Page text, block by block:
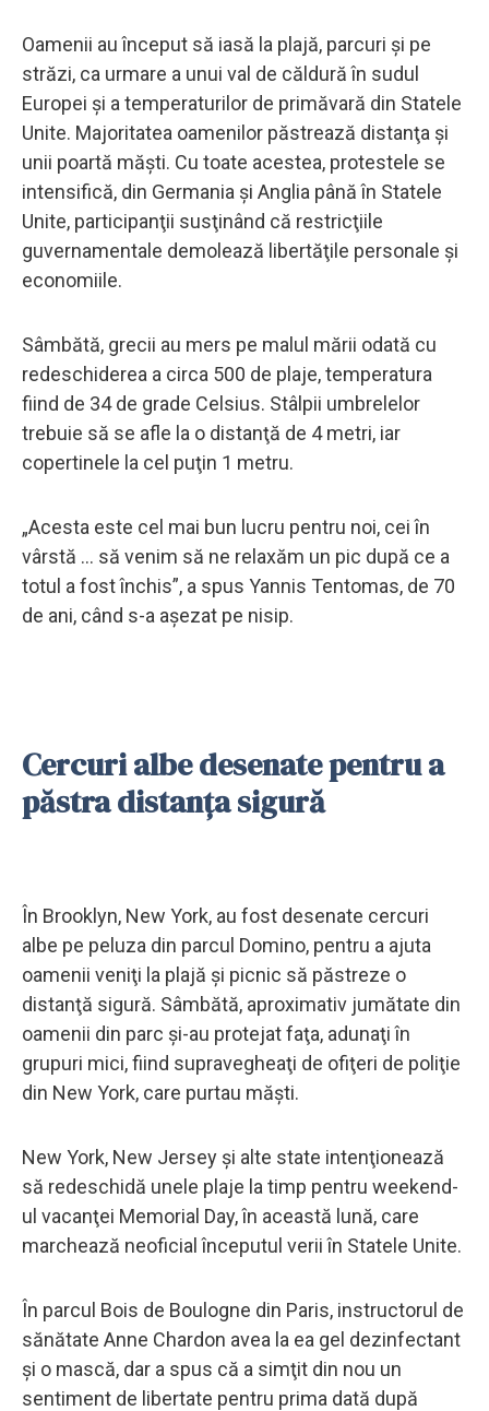
Oamenii au început să iasă la plajă, parcuri şi pe
străzi, ca urmare a unui val de căldură în sudul
Europei şi a temperaturilor de primăvară din Statele
Unite. Majoritatea oamenilor păstrează distanţa şi
unii poartă măşti. Cu toate acestea, protestele se
intensifică, din Germania şi Anglia până în Statele
Unite, participanţii susţinând că restricţiile
guvernamentale demolează libertăţile personale şi
economiile.
Sâmbătă, grecii au mers pe malul mării odată cu
redeschiderea a circa 500 de plaje, temperatura
fiind de 34 de grade Celsius. Stâlpii umbrelelor
trebuie să se afle la o distanţă de 4 metri, iar
copertinele la cel puţin 1 metru.
„Acesta este cel mai bun lucru pentru noi, cei în
vârstă ... să venim să ne relaxăm un pic după ce a
totul a fost închis”, a spus Yannis Tentomas, de 70
de ani, când s-a aşezat pe nisip.
Cercuri albe desenate pentru a
păstra distanța sigură
În Brooklyn, New York, au fost desenate cercuri
albe pe peluza din parcul Domino, pentru a ajuta
oamenii veniţi la plajă şi picnic să păstreze o
distanţă sigură. Sâmbătă, aproximativ jumătate din
oamenii din parc şi-au protejat faţa, adunaţi în
grupuri mici, fiind supravegheaţi de ofiţeri de poliţie
din New York, care purtau măşti.
New York, New Jersey şi alte state intenţionează
să redeschidă unele plaje la timp pentru weekend-
ul vacanţei Memorial Day, în această lună, care
marchează neoficial începutul verii în Statele Unite.
În parcul Bois de Boulogne din Paris, instructorul de
sănătate Anne Chardon avea la ea gel dezinfectant
şi o mască, dar a spus că a simţit din nou un
sentiment de libertate pentru prima dată după